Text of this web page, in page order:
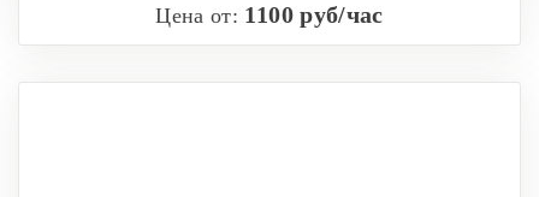
Цена от: 1100 руб/час